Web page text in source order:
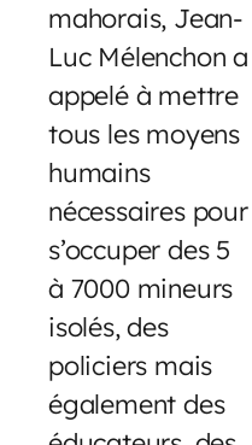
mahorais, Jean-
Luc Mélenchon a
appelé à mettre
tous les moyens
humains
nécessaires pour
s’occuper des 5
à 7000 mineurs
isolés, des
policiers mais
également des